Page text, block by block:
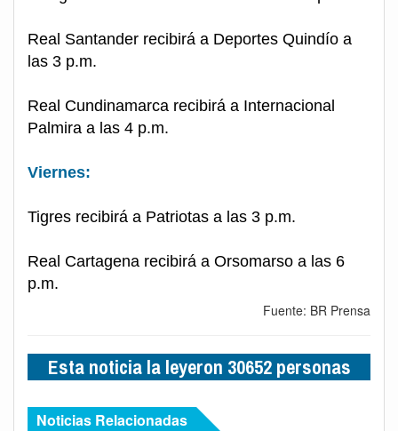
Real Santander recibirá a Deportes Quindío a
las 3 p.m.
Real Cundinamarca recibirá a Internacional
Palmira a las 4 p.m.
Viernes:
Tigres recibirá a Patriotas a las 3 p.m.
Real Cartagena recibirá a Orsomarso a las 6
p.m.
Fuente: BR Prensa
Esta noticia la leyeron 30652 personas
Noticias Relacionadas